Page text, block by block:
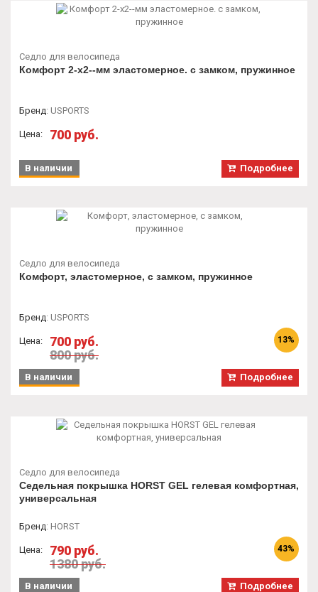
Седло для велосипеда
Комфорт 2-х2--мм эластомерное. с замком, пружинное
Бренд: USPORTS
Цена: 700 руб.
Подробнее
В наличии
Седло для велосипеда
Комфорт, эластомерное, с замком, пружинное
Бренд: USPORTS
Цена:
700 руб.
800 руб.
13%
Подробнее
В наличии
Седло для велосипеда
Седельная покрышка HORST GEL гелевая комфортная,
универсальная
Бренд: HORST
Цена:
790 руб.
1380 руб.
43%
Подробнее
В наличии